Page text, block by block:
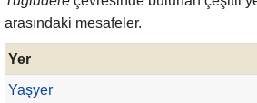
arasındaki mesafeler.
Yer
Yaşyer